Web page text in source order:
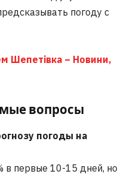
погоду с
Шепетівка – Новини,
вопросы
погоды на
в первые 10-15 дней, но